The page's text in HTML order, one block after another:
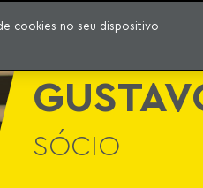
ADVOGADOS PRÊMIOS E
SÓCIO
cookies no seu dispositivo